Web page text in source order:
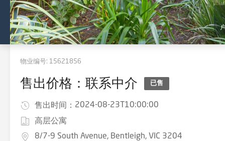
物业编号: 15621856
售出价格：联系中介 已售
售出时间： 2024-08-23T10:00:00
高层公寓
8/7-9 South Avenue, Bentleigh, VIC 3204